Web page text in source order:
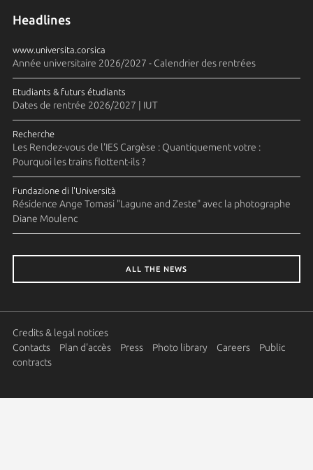
Headlines
www.universita.corsica
Année universitaire 2026/2027 - Calendrier des rentrées
Etudiants & futurs étudiants
Dates de rentrée 2026/2027 | IUT
Recherche
Les Rendez-vous de l'IES Cargèse : Quantiquement votre :
Pourquoi les trains flottent-ils ?
Fundazione di l'Università
Résidence Ange Tomasi "Lagune and Zeste" avec la photographe
Diane Moulenc
ALL THE NEWS
Credits & legal notices
Contacts
Plan d'accès Press Photo library Careers
Public
contracts